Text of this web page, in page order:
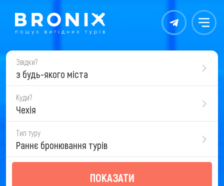
Контакты Меню
Звідки?
з будь-якого міста
Куди?
Чехія
Тип туру
Раннє бронювання турів
ПОКАЗАТИ